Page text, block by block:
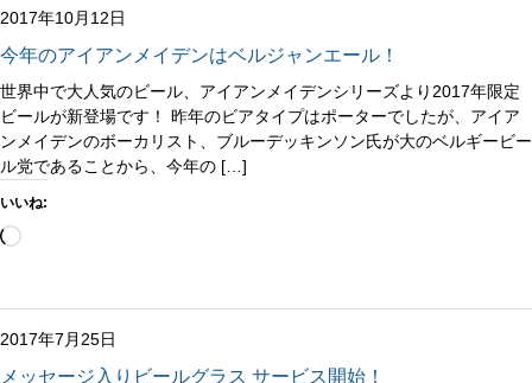
中…
2017年10月12日
今年のアイアンメイデンはベルジャンエール！
世界中で大人気のビール、アイアンメイデンシリーズより2017年限定
ビールが新登場です！ 昨年のビアタイプはポーターでしたが、アイア
ンメイデンのボーカリスト、ブルーデッキンソン氏が大のベルギービー
ル党であることから、今年の […]
いいね:
読
み
中…
2017年7月25日
メッセージ入りビールグラス サービス開始！